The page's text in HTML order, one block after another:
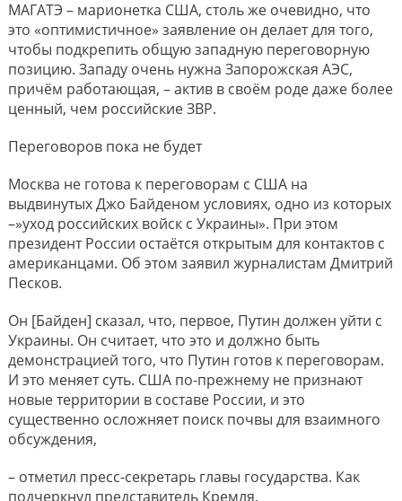
МАГАТЭ – марионетка США, столь же очевидно, что
это «оптимистичное» заявление он делает для того,
чтобы подкрепить общую западную переговорную
позицию. Западу очень нужна Запорожская АЭС,
причём работающая, – актив в своём роде даже более
ценный, чем российские ЗВР.
Переговоров пока не будет
Москва не готова к переговорам с США на
выдвинутых Джо Байденом условиях, одно из которых
–»уход российских войск с Украины». При этом
президент России остаётся открытым для контактов с
американцами. Об этом заявил журналистам Дмитрий
Песков.
Он [Байден] сказал, что, первое, Путин должен уйти с
Украины. Он считает, что это и должно быть
демонстрацией того, что Путин готов к переговорам.
И это меняет суть. США по-прежнему не признают
новые территории в составе России, и это
существенно осложняет поиск почвы для взаимного
обсуждения,
– отметил пресс-секретарь главы государства. Как
подчеркнул представитель Кремля,